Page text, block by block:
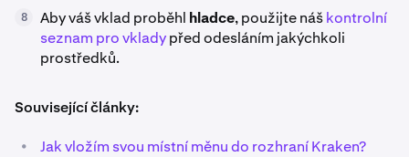
8 Aby váš vklad proběhl hladce, použijte náškontrolní
seznam pro vkladypřed odesláním jakýchkoli
prostředků.
Související články:
• Jak vložím svou místní měnu do rozhraní Kraken?